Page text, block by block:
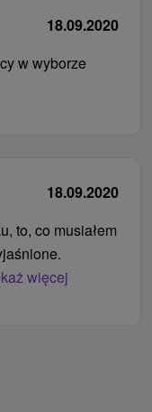
18.09.2020
w wyborze
18.09.2020
to, co musiałem
więcej